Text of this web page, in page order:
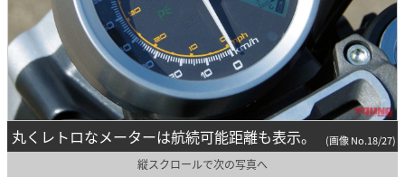
丸くレトロなメーターは航続可能距離も表示。 (画像 No.18/27)
縦スクロールで次の写真へ